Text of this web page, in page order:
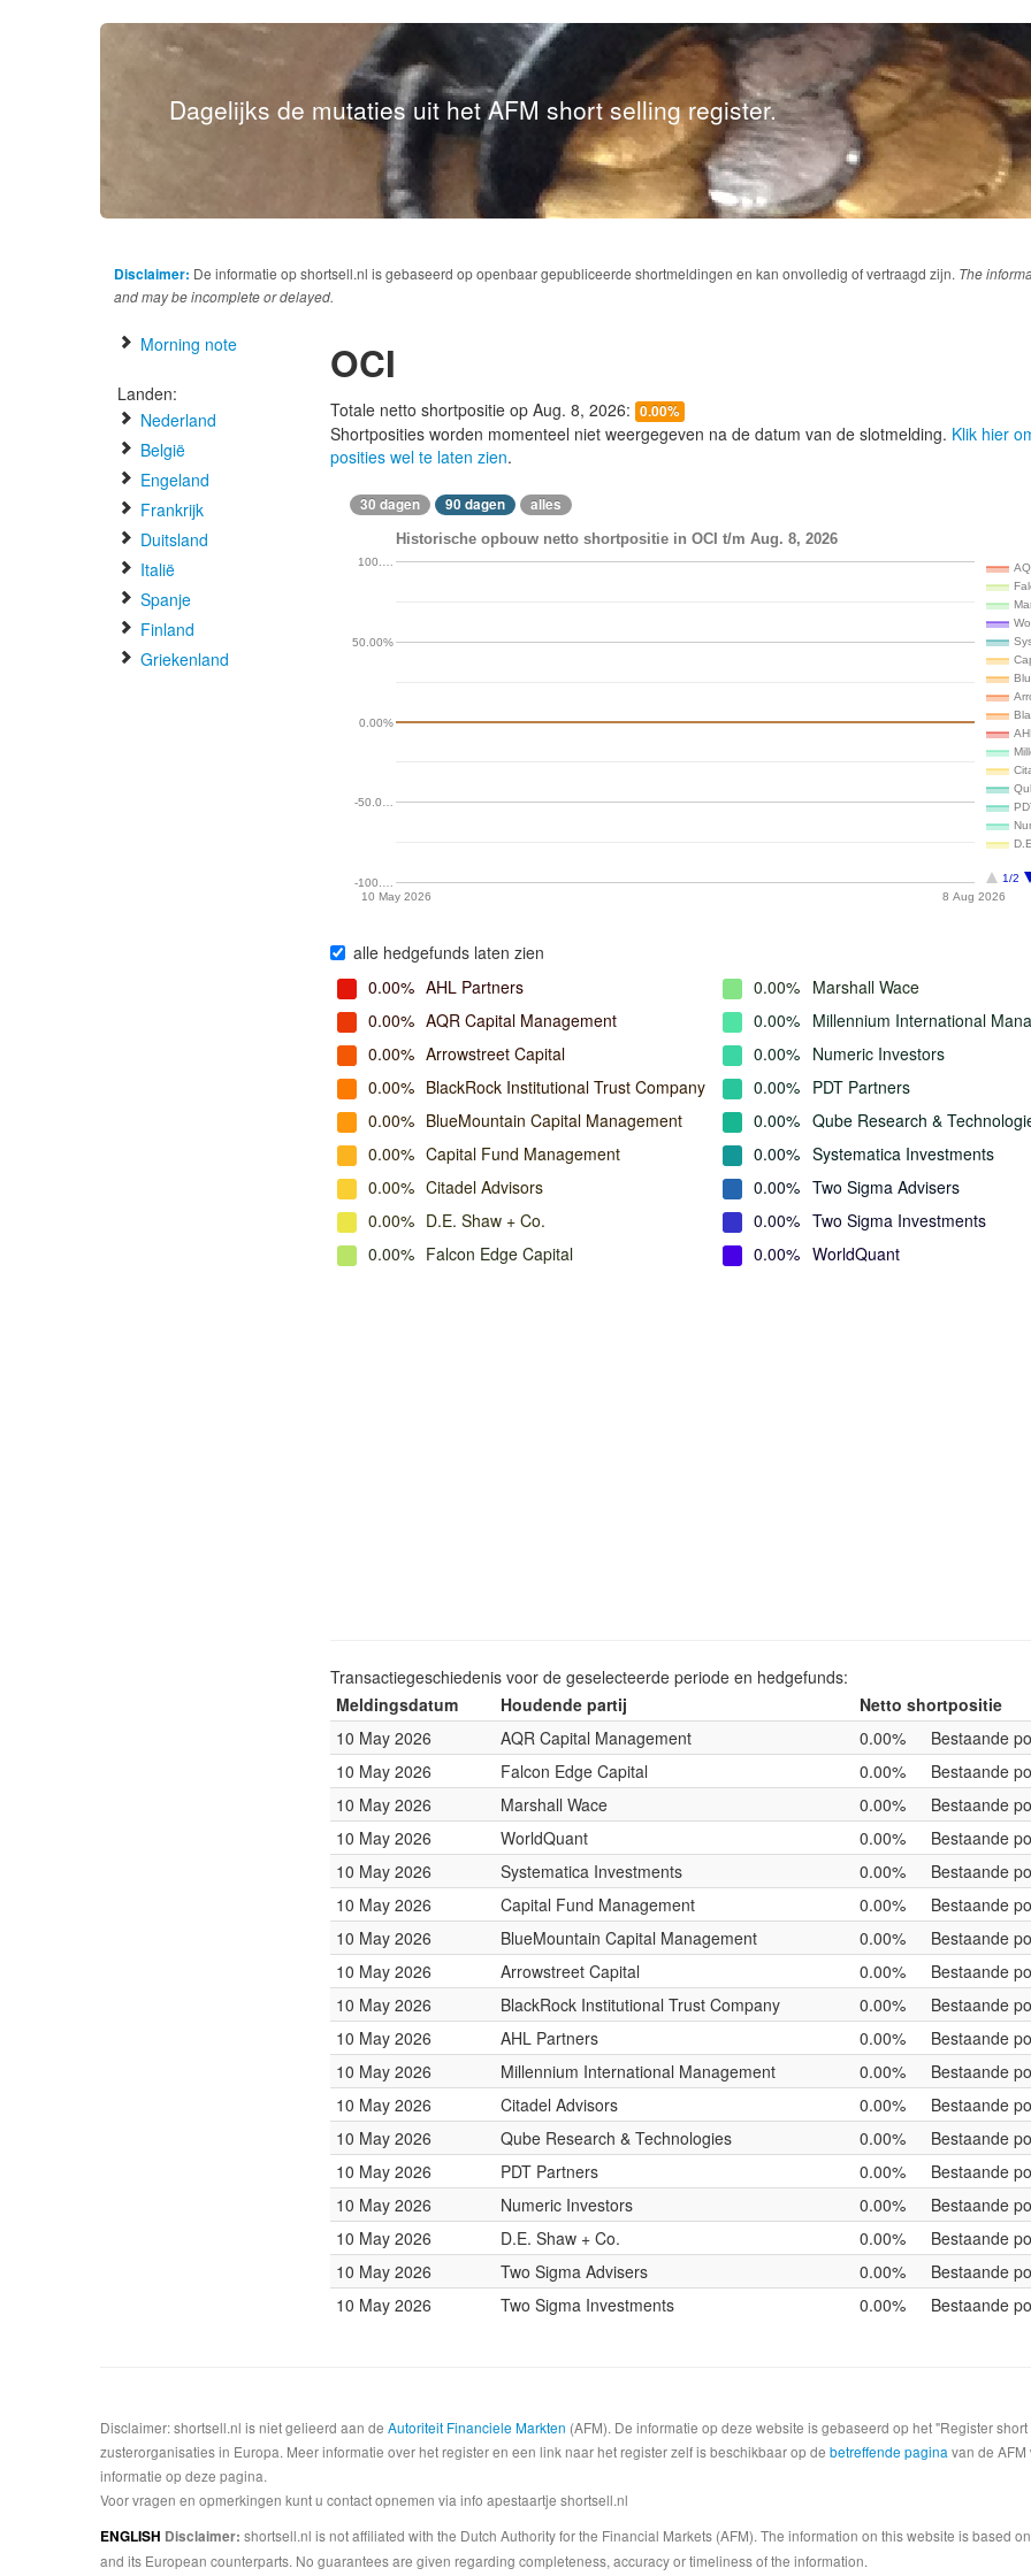
Dagelijks de mutaties uit het AFM short selling register.
Disclaimer: De informatie op shortsell.nl is gebaseerd op openbaar gepubliceerde shortmeldingen en kan onvolledig of vertraagd zijn. The
and may be incomplete or delayed.
Morning note
Landen:
Nederland
België
Engeland
Frankrijk
Duitsland
Italië
Spanje
Finland
Griekenland
OCI
Totale netto shortpositie op Aug. 8, 2026: 0.00%
Shortposities worden momenteel niet weergegeven na de datum van de slotmelding. Klik hier
posities wel te laten zien.
30 dagen 90 dagen alles
Historische opbouw netto shortpositie in OCI t/m Aug. 8, 2026
1/2
10 May 2026
8 Aug 2026
-100.…
-50.0…
0.00%
50.00%
100.…
alle hedgefunds laten zien
0.00% AHL Partners
0.00% AQR Capital Management
0.00% Arrowstreet Capital
0.00% BlackRock Institutional Trust Company
0.00% BlueMountain Capital Management
0.00% Capital Fund Management
0.00% Citadel Advisors
0.00% D.E. Shaw + Co.
0.00% Falcon Edge Capital
0.00% Marshall Wace
0.00% Millennium International
0.00% Numeric Investors
0.00% PDT Partners
0.00% Qube Research &
0.00% Systematica Investments
0.00% Two Sigma Advisers
0.00% Two Sigma Investments
0.00% WorldQuant
Transactiegeschiedenis voor de geselecteerde periode en hedgefunds:
Meldingsdatum
Houdende partij
Netto shortpositie
10 May 2026
AQR Capital Management 0.00%
Bestaande
10 May 2026
Falcon Edge Capital 0.00%
Bestaande
10 May 2026
Marshall Wace 0.00%
Bestaande
10 May 2026
WorldQuant 0.00%
Bestaande
10 May 2026
Systematica Investments 0.00%
Bestaande
10 May 2026
Capital Fund Management 0.00%
Bestaande
10 May 2026
BlueMountain Capital Management 0.00%
Bestaande
10 May 2026
Arrowstreet Capital 0.00%
Bestaande
10 May 2026
BlackRock Institutional Trust Company 0.00%
Bestaande
10 May 2026
AHL Partners 0.00%
Bestaande
10 May 2026
Millennium International Management 0.00%
Bestaande
10 May 2026
Citadel Advisors 0.00%
Bestaande
10 May 2026
Qube Research & Technologies 0.00%
Bestaande
10 May 2026
PDT Partners 0.00%
Bestaande
10 May 2026
Numeric Investors 0.00%
Bestaande
10 May 2026
D.E. Shaw + Co. 0.00%
Bestaande
10 May 2026
Two Sigma Advisers 0.00%
Bestaande
10 May 2026
Two Sigma Investments 0.00% Bestaande
Disclaimer: shortsell.nl is niet gelieerd aan de Autoriteit Financiele Markten (AFM). De informatie op deze website is gebaseerd op het "Register
zusterorganisaties in Europa. Meer informatie over het register en een link naar het register zelf is beschikbaar op de betreffende pagina van de
informatie op deze pagina.
Voor vragen en opmerkingen kunt u contact opnemen via info apestaartje shortsell.nl
ENGLISH Disclaimer: shortsell.nl is not affiliated with the Dutch Authority for the Financial Markets (AFM). The information on this website is based
and its European counterparts. No guarantees are given regarding completeness, accuracy or timeliness of the information.